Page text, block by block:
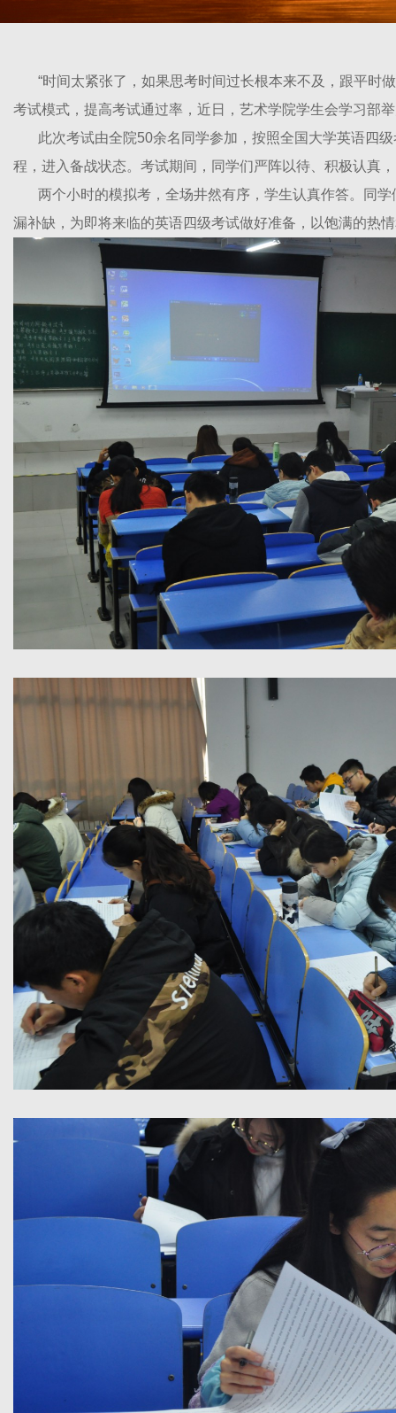
“时间太紧张了，如果思考时间过长根本来不及，跟平时做
考试模式，提高考试通过率，近日，艺术学院学生会学习部
此次考试由全院50余名同学参加，按照全国大学英语四级
程，进入备战状态。考试期间，同学们严阵以待、积极认
两个小时的模拟考，全场井然有序，学生认真作答。同学
漏补缺，为即将来临的英语四级考试做好准备，以饱满的热